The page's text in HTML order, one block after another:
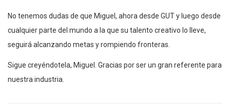
No tenemos dudas de que Miguel, ahora desde GUT y luego desde
cualquier parte del mundo a la que su talento creativo lo lleve,
seguirá alcanzando metas y rompiendo fronteras.
Sigue creyéndotela, Miguel. Gracias por ser un gran referente para
nuestra industria.